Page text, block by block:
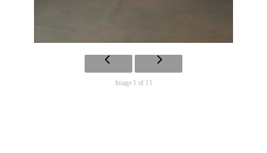
Image 1 of 11